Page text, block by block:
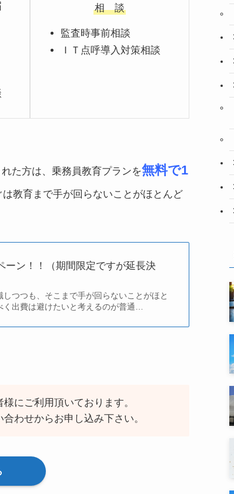
相 談
監査時事前相談
ＩＴ点呼導入対策相談
た方は、乗務員教育プランを無料で1
教育まで手が回らないことがほとんど
ーン！！（期間限定ですが延長決
つつも、そこまで手が回らないことがほと
出費は避けたいと考えるのが普通…
にご利用頂いております。
わせからお申し込み下さい。